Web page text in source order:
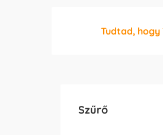
Tudtad,
Szűrő